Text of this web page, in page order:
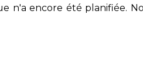
n'a encore été planifiée.